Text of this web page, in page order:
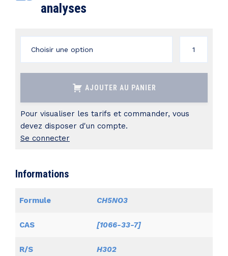
analyses
quantité
de
AJOUTER AU PANIER
Pour visualiser les tarifs et commander, vous
devez disposer d'un compte.
Se connecter
Informations
Formule CH5NO3
CAS [1066-33-7]
R/S H302